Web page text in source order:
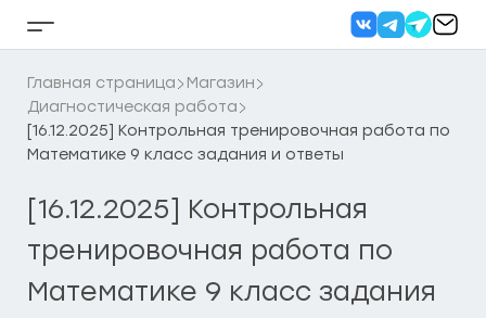
Кнопка
бокового
меню
Главная страница
Магазин
Диагностическая работа
[16.12.2025] Контрольная тренировочная работа по
Математике 9 класс задания и ответы
[16.12.2025] Контрольная
тренировочная работа по
Математике 9 класс задания